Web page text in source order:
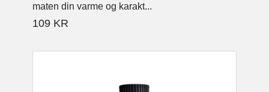
maten din varme og karakt...
109 KR